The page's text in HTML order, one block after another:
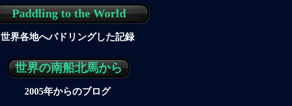
Paddling to the World
世界各地へパドリングした記録
世界の南船北馬から
​2005年からのブログ